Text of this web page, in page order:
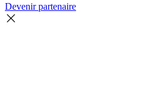
Devenir partenaire